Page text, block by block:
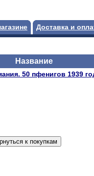
Доставка и
Название
50 пфенигов 1939